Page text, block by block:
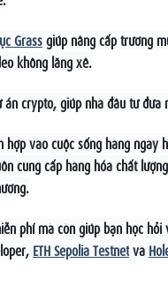
Grassgiúp nâng cấp trương
không lăng xê.
crypto, giúp nhà đầu tư đưa
vào cuộc sống hàng ngày
cung cấp hàng hóa chất
phí mà còn giúp bạn học
ETH Sepolia Testnetvà